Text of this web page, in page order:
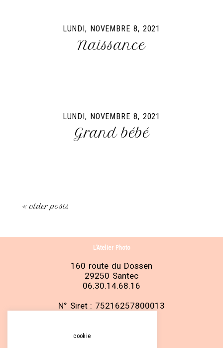
LUNDI, NOVEMBRE 8, 2021
Naissance
LUNDI, NOVEMBRE 8, 2021
Grand bébé
« older posts
L’Atelier Photo
160 route du Dossen
29250 Santec
06.30.14.68.16
N° Siret : 75216257800013
cookie